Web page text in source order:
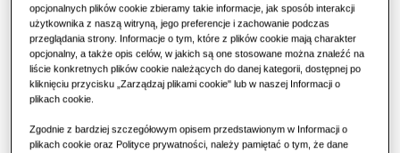
Hotele
Sektor detaliczny
Restauracje
WindFree™ Kasetonowe 4-kierunkowe
AC120RN4DKG/EU
Kompatybilne z:
AC052RXADKG/EU,AC071RXADKG/EU, AC100RXADKG/EU,
AC120RXADKG/EU
Dostępna wydajność
opcjonalnych plików cookie zbieramy takie informacje, jak sposób interakcji
użytkownika z naszą witryną, jego preferencje i zachowanie podczas
przeglądania strony. Informacje o tym, które z plików cookie mają charakter
opcjonalny, a także opis celów, w jakich są one stosowane można znaleźć na
liście konkretnych plików cookie należących do danej kategorii, dostępnej po
kliknięciu przycisku „Zarządzaj plikami cookie" lub w naszej Informacji o
plikach cookie.
Zgodnie z bardziej szczegółowym opisem przedstawionym w Informacji o
plikach cookie oraz Polityce prywatności, należy pamiętać o tym, że dane